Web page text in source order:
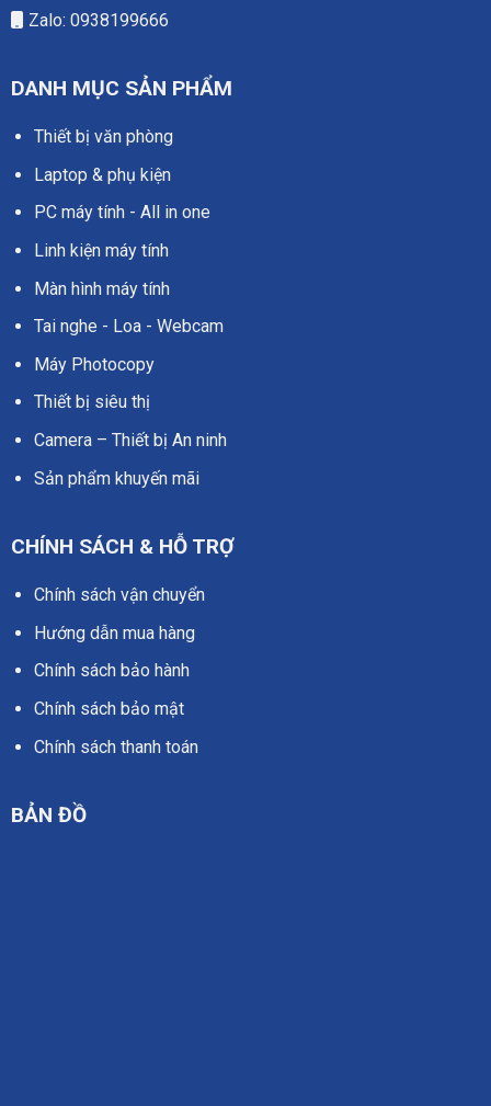
Zalo: 0938199666
DANH MỤC SẢN PHẨM
Thiết bị văn phòng
Laptop & phụ kiện
PC máy tính - All in one
Linh kiện máy tính
Màn hình máy tính
Tai nghe - Loa - Webcam
Máy Photocopy
Thiết bị siêu thị
Camera – Thiết bị An ninh
Sản phẩm khuyến mãi
CHÍNH SÁCH & HỖ TRỢ
Chính sách vận chuyển
Hướng dẫn mua hàng
Chính sách bảo hành
Chính sách bảo mật
Chính sách thanh toán
BẢN ĐỒ